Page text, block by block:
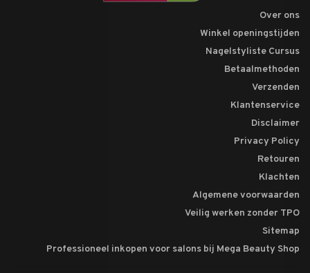
Over ons
Winkel openingstijden
Nagelstyliste Cursus
Betaalmethoden
Verzenden
Klantenservice
Disclaimer
Privacy Policy
Retouren
Klachten
Algemene voorwaarden
Veilig werken zonder TPO
Sitemap
Professioneel inkopen voor salons bij Mega Beauty Shop